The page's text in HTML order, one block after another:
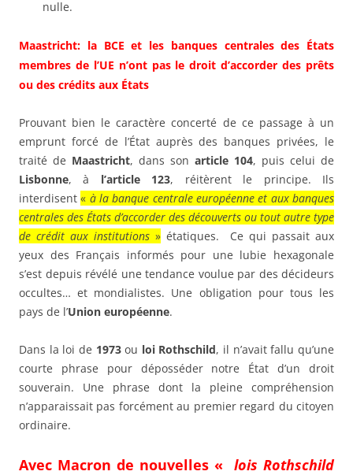
nulle.
Maastricht: la BCE et les banques centrales des États
membres de l’UE n’ont pas le droit d’accorder des prêts
ou des crédits aux États
Prouvant bien le caractère concerté de ce passage à un
emprunt forcé de l’État auprès des banques privées, le
traité de Maastricht, dans son article 104, puis celui de
Lisbonne, à l’article 123, réitèrent le principe. Ils
interdisent« à la banque centrale européenne et aux banques
centrales des États d’accorder des découverts ou tout autre type
de crédit aux institutions » étatiques. Ce qui passait aux
yeux des Français informés pour une lubie hexagonale
s’est depuis révélé une tendance voulue par des décideurs
occultes… et mondialistes. Une obligation pour tous les
pays de l’Union européenne.
Dans la loi de 1973ou loi Rothschild, il n’avait fallu qu’une
courte phrase pour déposséder notre État d’un droit
souverain. Une phrase dont la pleine compréhension
n’apparaissait pas forcément au premier regard du citoyen
ordinaire.
Avec Macron de nouvelles «
lois Rothschild